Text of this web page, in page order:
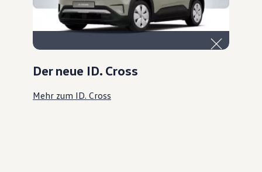
Der neue ID. Cross
Mehr zum ID. Cross